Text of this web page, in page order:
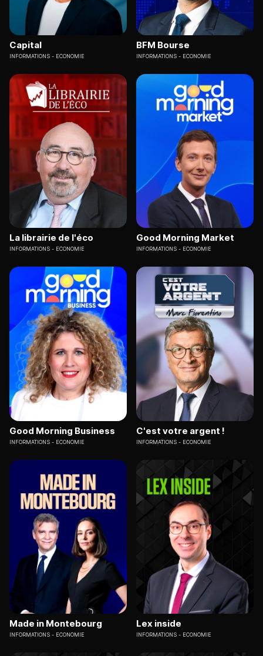
Capital
INFORMATIONS ECONOMIE
BFM Bourse
INFORMATIONS ECONOMIE
La librairie de l'éco
INFORMATIONS ECONOMIE
Good Morning Market
INFORMATIONS ECONOMIE
Good Morning Business
INFORMATIONS ECONOMIE
C'est votre argent !
INFORMATIONS ECONOMIE
Made in Montebourg
INFORMATIONS ECONOMIE
Lex inside
INFORMATIONS ECONOMIE